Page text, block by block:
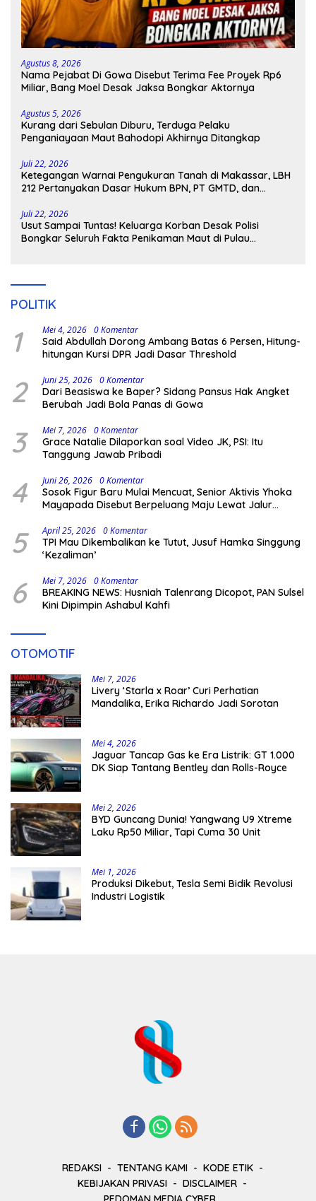
Agustus 8, 2026
Nama Pejabat Di Gowa Disebut Terima Fee Proyek Rp6
Miliar, Bang Moel Desak Jaksa Bongkar Aktornya
Agustus 5, 2026
Kurang dari Sebulan Diburu, Terduga Pelaku
Penganiayaan Maut Bahodopi Akhirnya Ditangkap
Juli 22, 2026
Ketegangan Warnai Pengukuran Tanah di Makassar, LBH
212 Pertanyakan Dasar Hukum BPN, PT GMTD, dan
Juli 22, 2026
Usut Sampai Tuntas! Keluarga Korban Desak Polisi
Bongkar Seluruh Fakta Penikaman Maut di Pulau
POLITIK
1 Mei 4, 2026 0 Komentar
Said Abdullah Dorong Ambang Batas 6 Persen, Hitung-
hitungan Kursi DPR Jadi Dasar Threshold
2 Juni 25, 2026 0 Komentar
Dari Beasiswa ke Baper? Sidang Pansus Hak Angket
Berubah Jadi Bola Panas di Gowa
3 Mei 7, 2026 0 Komentar
Grace Natalie Dilaporkan soal Video JK, PSI: Itu
Tanggung Jawab Pribadi
4 Juni 26, 2026 0 Komentar
Sosok Figur Baru Mulai Mencuat, Senior Aktivis Yhoka
Mayapada Disebut Berpeluang Maju Lewat Jalur
5 April 25, 2026 0 Komentar
TPI Mau Dikembalikan ke Tutut, Jusuf Hamka Singgung
‘Kezaliman’
6 Mei 7, 2026 0 Komentar
BREAKING NEWS: Husniah Talenrang Dicopot, PAN Sulsel
Kini Dipimpin Ashabul Kahfi
OTOMOTIF
Mei 7, 2026
Livery ‘Starla x Roar’ Curi Perhatian
Mandalika, Erika Richardo Jadi Sorotan
Mei 4, 2026
Jaguar Tancap Gas ke Era Listrik: GT 1.000
DK Siap Tantang Bentley dan Rolls-Royce
Mei 2, 2026
BYD Guncang Dunia! Yangwang U9 Xtreme
Laku Rp50 Miliar, Tapi Cuma 30 Unit
Mei 1, 2026
Produksi Dikebut, Tesla Semi Bidik Revolusi
Industri Logistik
REDAKSI TENTANG KAMI
KODE ETIK
KEBIJAKAN PRIVASI
DISCLAIMER